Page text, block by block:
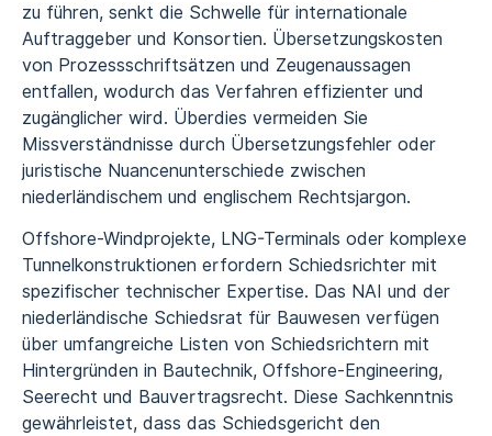
zu führen, senkt die Schwelle für internationale
Auftraggeber und Konsortien. Übersetzungskosten
von Prozessschriftsätzen und Zeugenaussagen
entfallen, wodurch das Verfahren effizienter und
zugänglicher wird. Überdies vermeiden Sie
Missverständnisse durch Übersetzungsfehler oder
juristische Nuancenunterschiede zwischen
niederländischem und englischem Rechtsjargon.
Offshore-Windprojekte, LNG-Terminals oder komplexe
Tunnelkonstruktionen erfordern Schiedsrichter mit
spezifischer technischer Expertise. Das NAI und der
niederländische Schiedsrat für Bauwesen verfügen
über umfangreiche Listen von Schiedsrichtern mit
Hintergründen in Bautechnik, Offshore-Engineering,
Seerecht und Bauvertragsrecht. Diese Sachkenntnis
gewährleistet, dass das Schiedsgericht den